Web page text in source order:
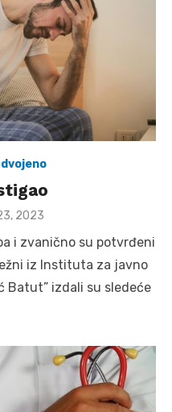
2023
i zvanično su potvrđeni
iz Instituta za javno
Batut” izdali su sledeće